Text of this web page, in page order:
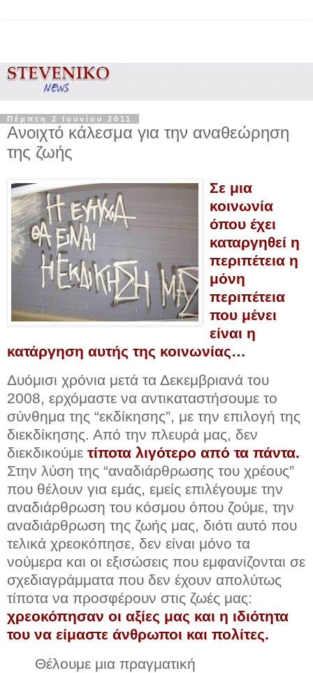
Πέμπτη 2 Ιουνίου 2011
Ανοιχτό κάλεσμα για την αναθεώρηση
της ζωής
Σε μια
κοινωνία
όπου έχει
καταργηθεί η
περιπέτεια η
μόνη
περιπέτεια
που μένει
είναι η
κατάργηση αυτής της κοινωνίας…
Δυόμισι χρόνια μετά τα Δεκεμβριανά του
2008, ερχόμαστε να αντικαταστήσουμε το
σύνθημα της “εκδίκησης”, με την επιλογή της
διεκδίκησης. Από την πλευρά μας, δεν
διεκδικούμε τίποτα λιγότερο από τα πάντα.
Στην λύση της “αναδιάρθρωσης του χρέους”
που θέλουν για εμάς, εμείς επιλέγουμε την
αναδιάρθρωση του κόσμου όπου ζούμε, την
αναδιάρθρωση της ζωής μας, διότι αυτό που
τελικά χρεοκόπησε, δεν είναι μόνο τα
νούμερα και οι εξισώσεις που εμφανίζονται σε
σχεδιαγράμματα που δεν έχουν απολύτως
τίποτα να προσφέρουν στις ζωές μας:
χρεοκόπησαν οι αξίες μας και η ιδιότητα
του να είμαστε άνθρωποι και πολίτες.
Θέλουμε μια πραγματική